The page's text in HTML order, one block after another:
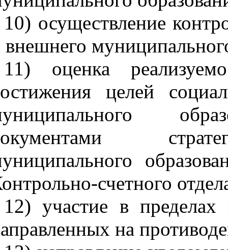
10) осуществление
внешнего
11) оценка
целей
счетного
12) участие в
на